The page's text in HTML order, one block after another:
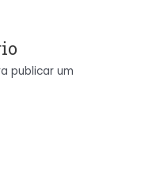
publicar um